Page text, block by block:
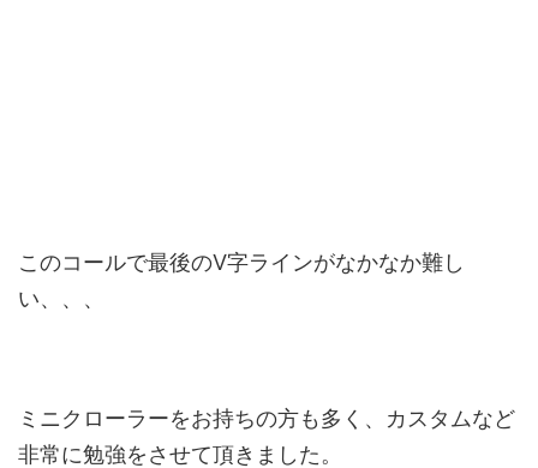
このコールで最後のV字ラインがなかなか難し
い、、、
ミニクローラーをお持ちの方も多く、カスタムなど
非常に勉強をさせて頂きました。